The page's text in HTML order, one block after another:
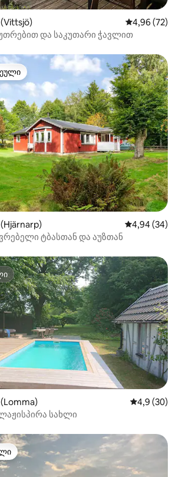
საშუალო
4,96 (72)
და საკუთარი ჭავლით
მოწინავე ვარიანტი
საშუალო
4,94 (34)
ტბასთან და აუზთან
საშუალო
4,9 (30)
სახლი